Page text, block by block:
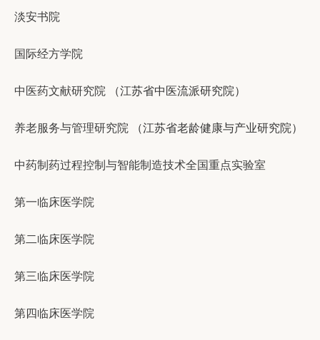
淡安书院
国际经方学院
中医药文献研究院 （江苏省中医流派研究院）
养老服务与管理研究院 （江苏省老龄健康与产业研究院）
中药制药过程控制与智能制造技术全国重点实验室
第一临床医学院
第二临床医学院
第三临床医学院
第四临床医学院